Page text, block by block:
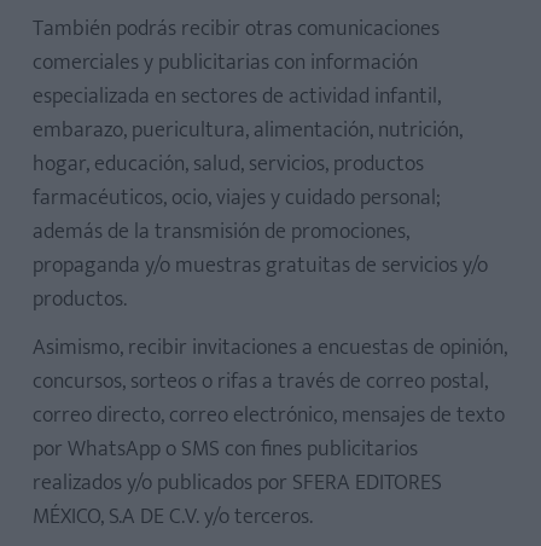
También podrás recibir otras comunicaciones
comerciales y publicitarias con información
especializada en sectores de actividad infantil,
embarazo, puericultura, alimentación, nutrición,
hogar, educación, salud, servicios, productos
farmacéuticos, ocio, viajes y cuidado personal;
además de la transmisión de promociones,
propaganda y/o muestras gratuitas de servicios y/o
productos.
Asimismo, recibir invitaciones a encuestas de opinión,
concursos, sorteos o rifas a través de correo postal,
correo directo, correo electrónico, mensajes de texto
por WhatsApp o SMS con fines publicitarios
realizados y/o publicados por SFERA EDITORES
MÉXICO, S.A DE C.V. y/o terceros.